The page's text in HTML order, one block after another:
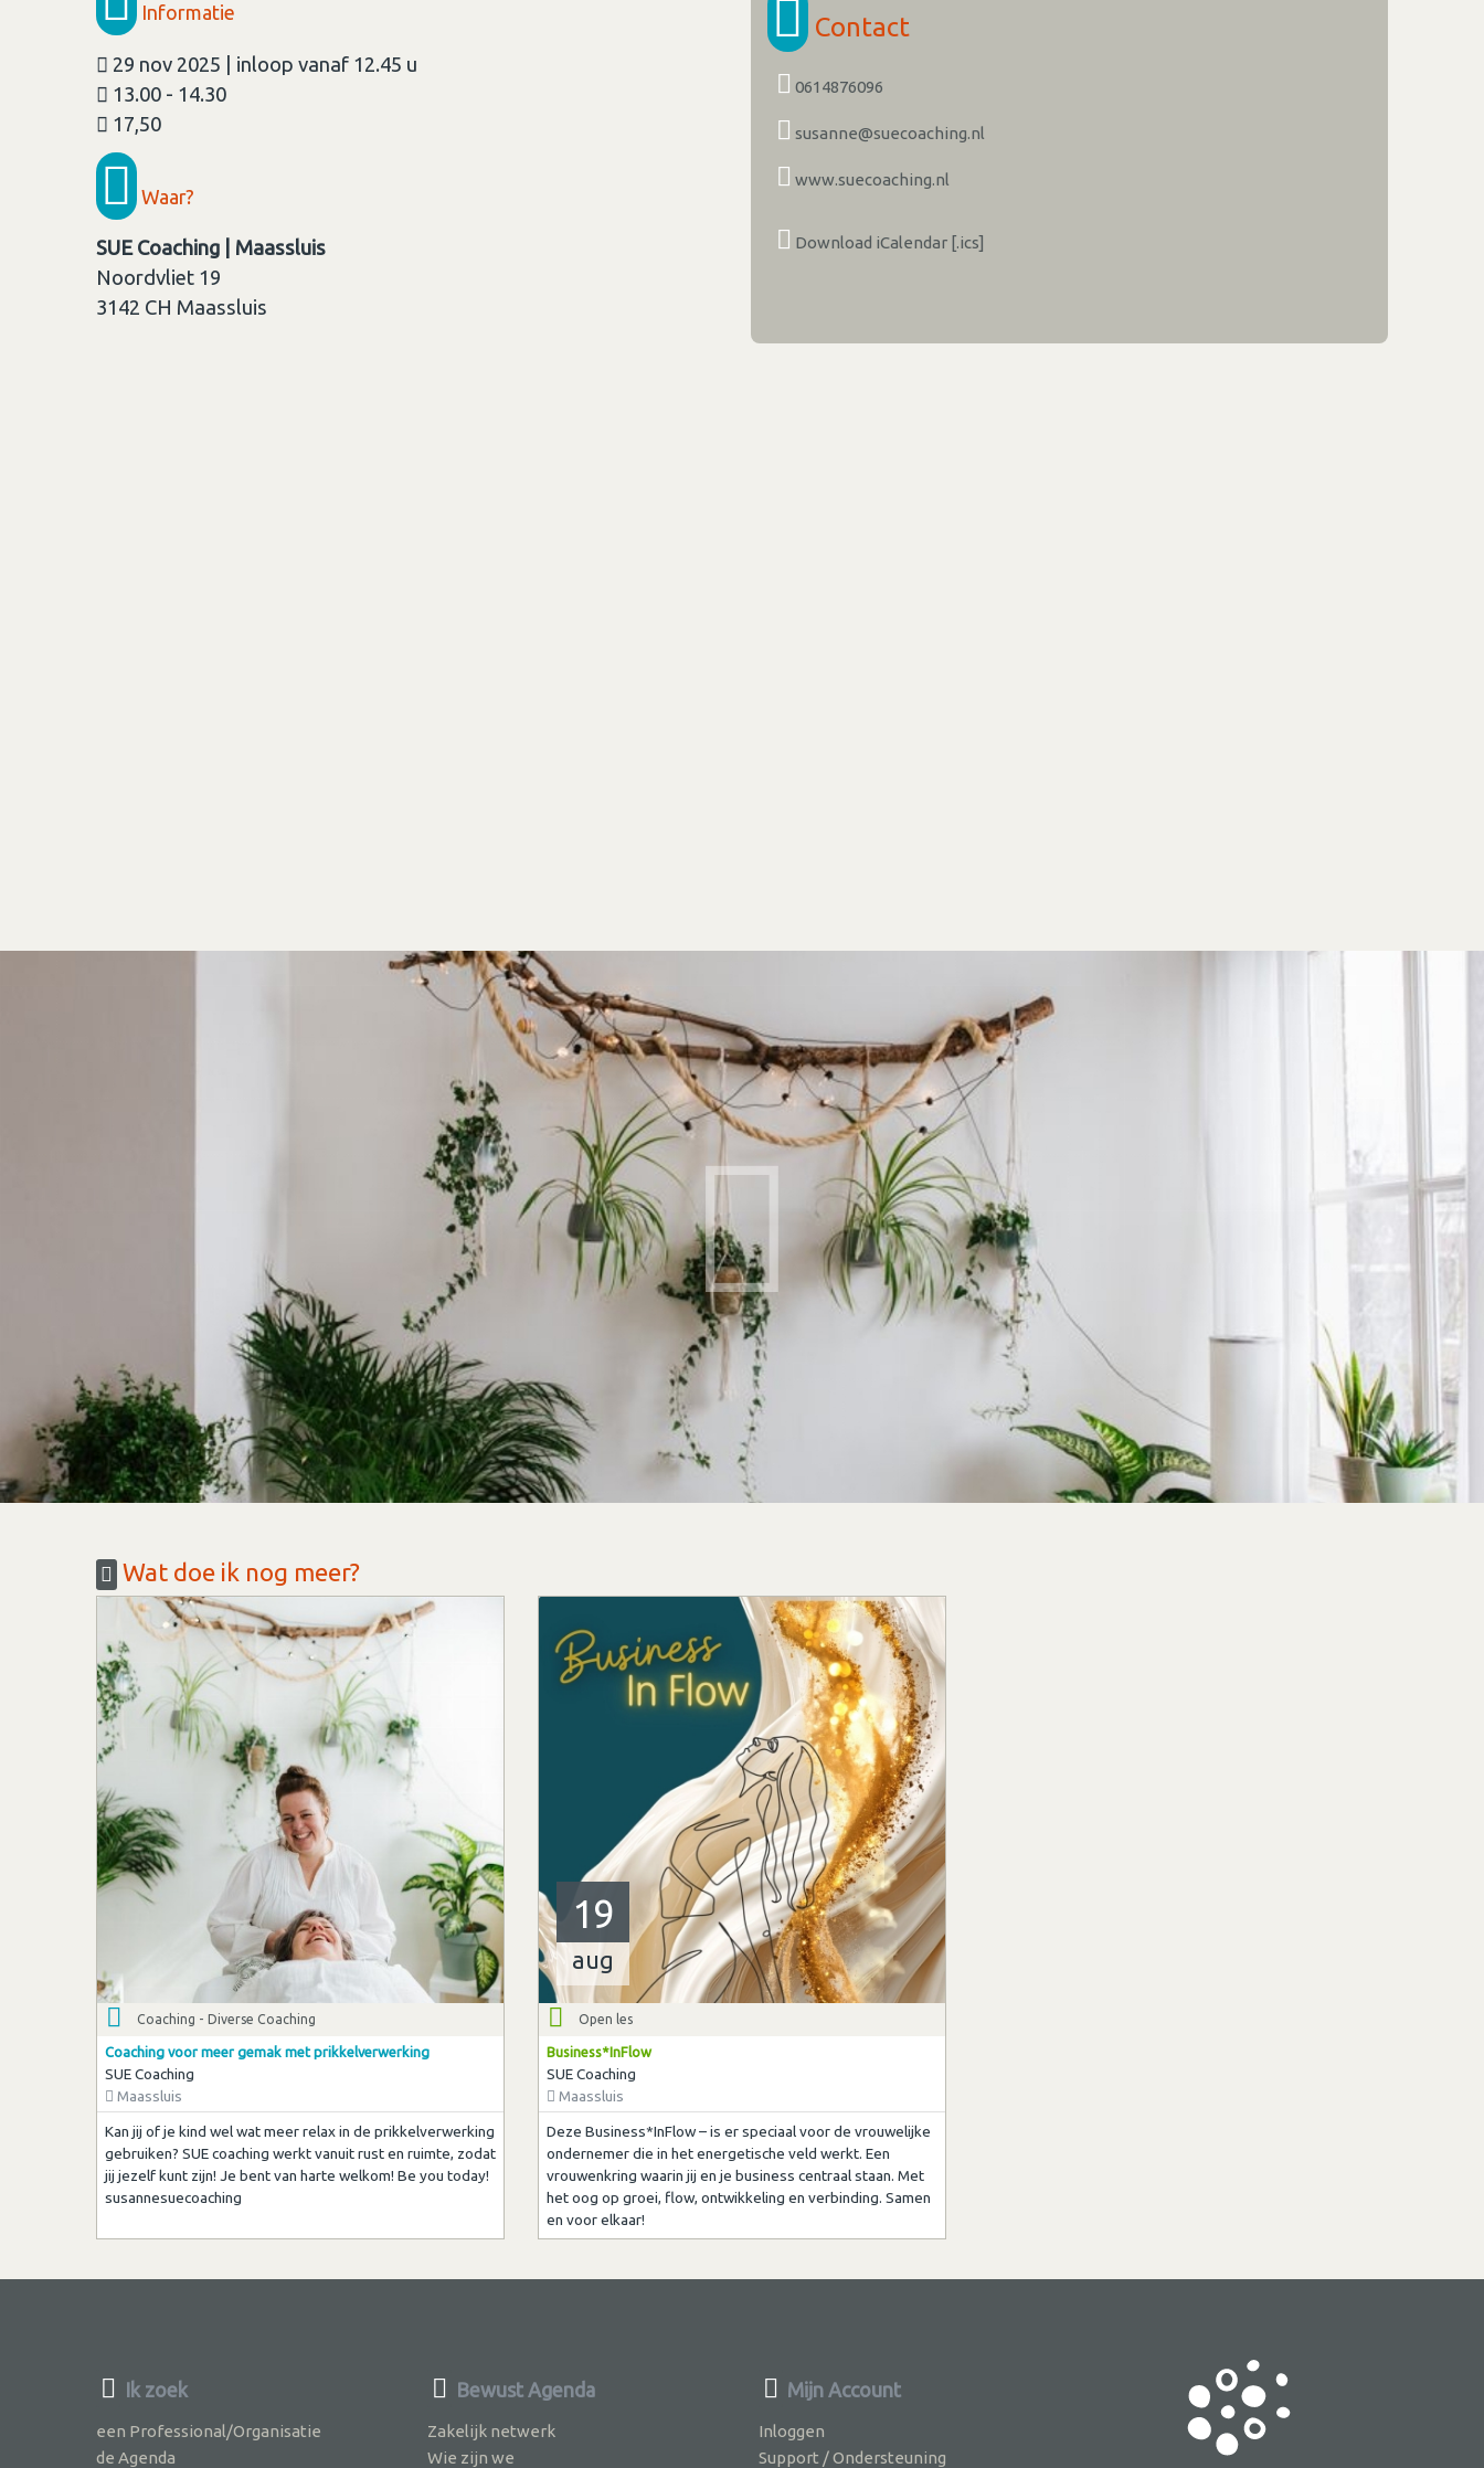
Informatie
29 nov 2025 | inloop vanaf 12.45 u
13.00 - 14.30
17,50
Waar?
SUE Coaching | Maassluis
Noordvliet 19
3142 CH Maassluis
Contact
0614876096
susanne@suecoaching.nl
www.suecoaching.nl
Download iCalendar [.ics]
Wat doe ik nog meer?
Coaching - Diverse Coaching
Coaching voor meer gemak met prikkelverwerking
SUE Coaching
Maassluis
Kan jij of je kind wel wat meer relax in de prikkelverwerking
gebruiken? SUE coaching werkt vanuit rust en ruimte, zodat
jij jezelf kunt zijn! Je bent van harte welkom! Be you today!
susannesuecoaching
19
aug
Open les
Business*InFlow
SUE Coaching
Maassluis
Deze Business*InFlow – is er speciaal voor de vrouwelijke
ondernemer die in het energetische veld werkt. Een
vrouwenkring waarin jij en je business centraal staan. Met
het oog op groei, flow, ontwikkeling en verbinding. Samen
en voor elkaar!
Ik zoek
een Professional/Organisatie
de Agenda
Bewust Agenda
Zakelijk netwerk
Wie zijn we
Mijn Account
Inloggen
Support / Ondersteuning